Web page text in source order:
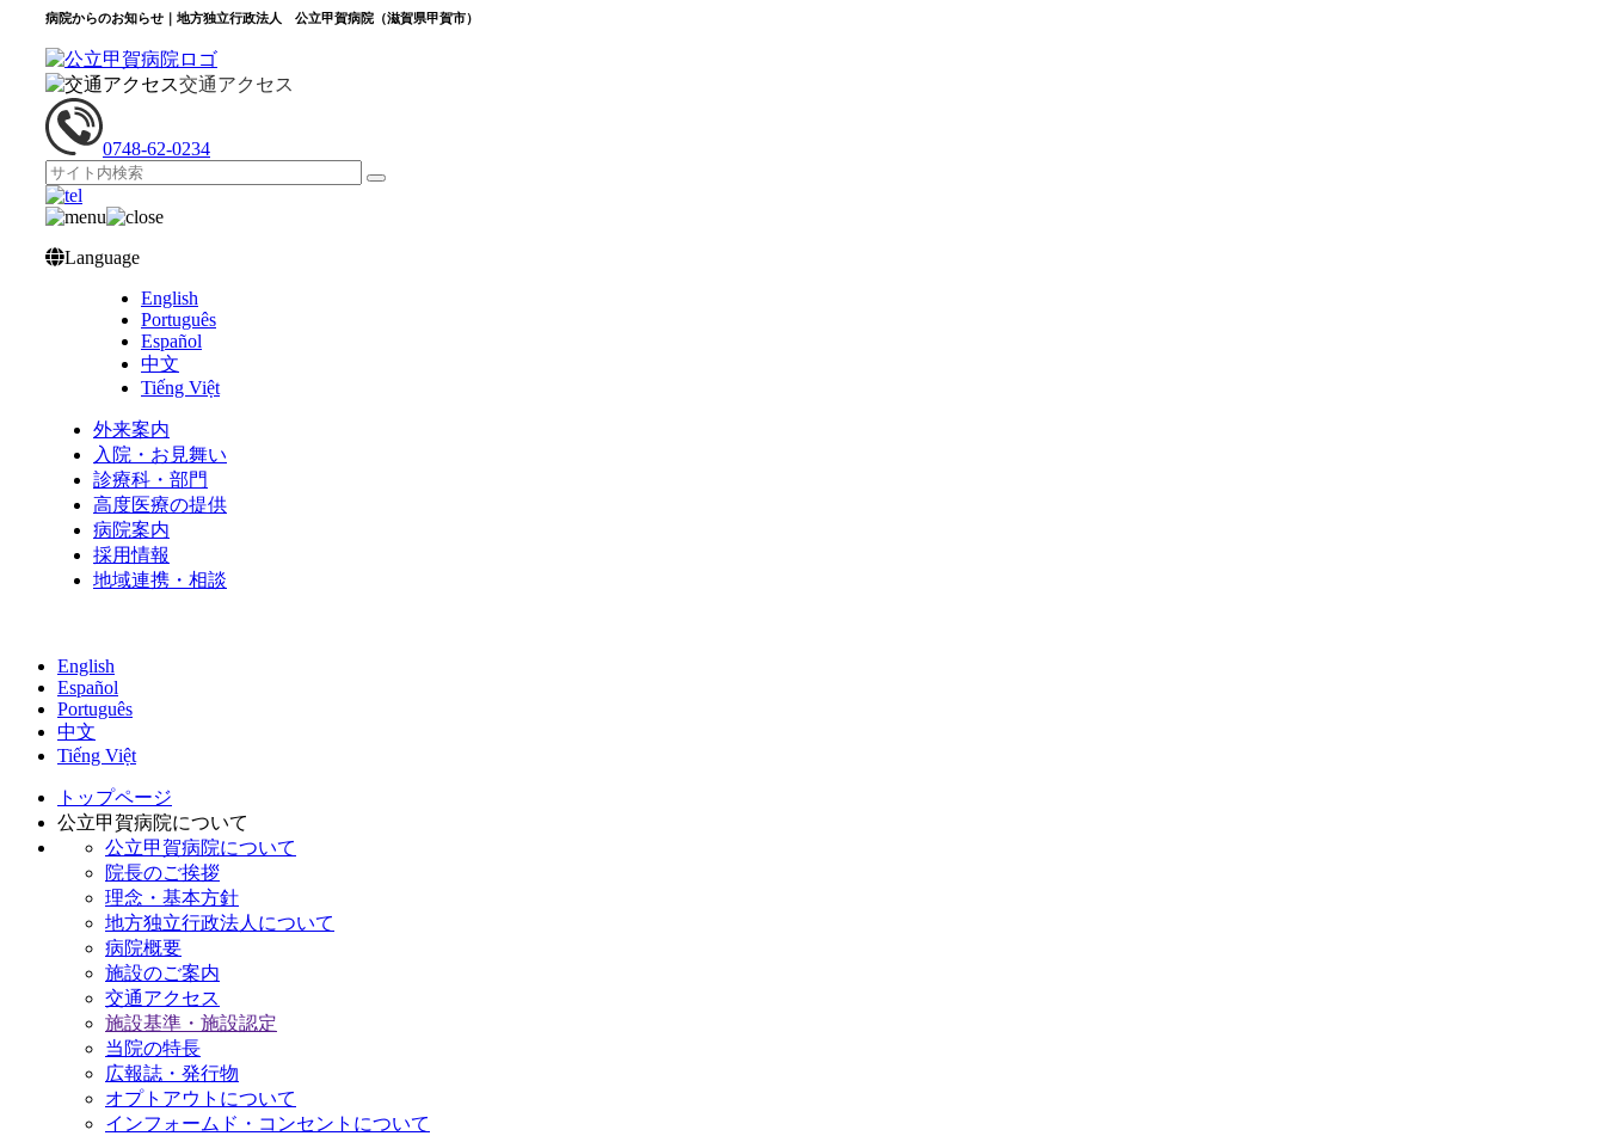
病院からのお知らせ｜地方独立行政法人 公立甲賀病院（滋賀県甲賀市）
交通アクセス
0748‐62‐0234
Language
English
Português
Español
中文
Tiếng Việt
外来案内
入院・お見舞い
診療科・部門
高度医療の提供
病院案内
採用情報
地域連携・相談
English
Español
Português
中文
Tiếng Việt
トップページ
公立甲賀病院について
公立甲賀病院について
院長のご挨拶
理念・基本方針
地方独立行政法人について
病院概要
施設のご案内
交通アクセス
施設基準・施設認定
当院の特長
広報誌・発行物
オプトアウトについて
インフォームド・コンセントについて